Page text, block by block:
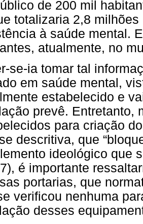
de 200 mil
totalizaria 2,8
à saúde mental.
atualmente, no
se-ia tomar tal
em saúde mental,
estabelecido e
prevê. Entretanto,
para criação
descritiva, que
ideológico que
é importante
portarias, que
verificou nenhuma
desses